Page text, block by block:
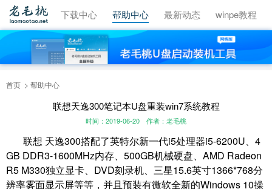
视频教程 下载中心 帮助中心 最新动态 winpe教程
首页 帮助中心
联想天逸300笔记本U盘重装win7系统教程
时间：2019-06-20 作者：老毛桃
联想 天逸300搭配了英特尔新一代i5处理器i5-6200U、4
GB DDR3-1600MHz内存、500GB机械硬盘、AMD Radeon
R5 M330独立显卡、DVD刻录机、三星15.6英寸1366*768分
辨率雾面显示屏等等，并且预装有微软全新的Windows 10操